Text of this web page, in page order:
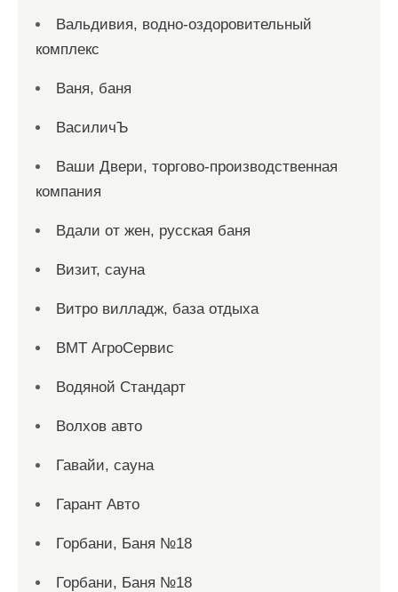
Вальдивия, водно-оздоровительный
комплекс
Ваня, баня
ВасиличЪ
Ваши Двери, торгово-производственная
компания
Вдали от жен, русская баня
Визит, сауна
Витро вилладж, база отдыха
ВМТ АгроСервис
Водяной Стандарт
Волхов авто
Гавайи, сауна
Гарант Авто
Горбани, Баня №18
Горбани, Баня №18